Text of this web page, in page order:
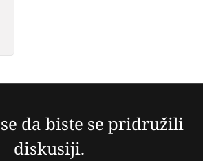
da biste se pridružili
diskusiji.